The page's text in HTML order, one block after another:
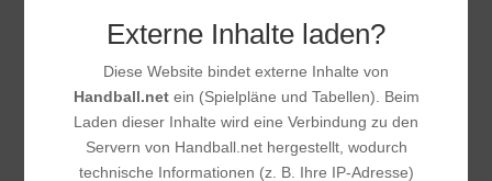
Externe Inhalte laden?
Diese Website bindet externe Inhalte von
Handball.netein (Spielpläne und Tabellen). Beim
Laden dieser Inhalte wird eine Verbindung zu den
Servern von Handball.net hergestellt, wodurch
technische Informationen (z. B. Ihre IP-Adresse)